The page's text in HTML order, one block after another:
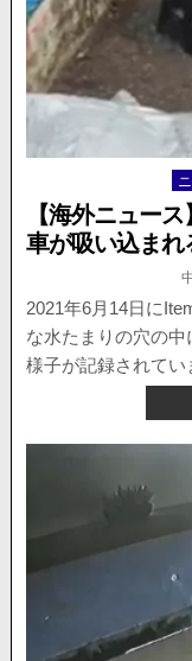
in
【海外ニュー
車が吸い込ま
2021年6月14日に
な水たまりの穴の
様子が記録されて